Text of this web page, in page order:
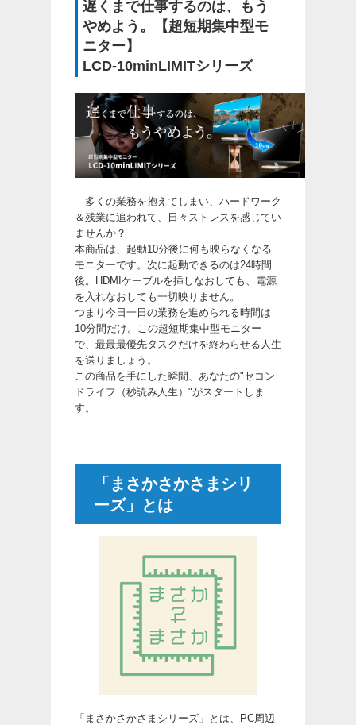
遅くまで仕事するのは、もう
やめよう。【超短期集中型モ
ニター】
LCD-10minLIMITシリーズ
多くの業務を抱えてしまい、ハードワーク
＆残業に追われて、日々ストレスを感じてい
ませんか？
本商品は、起動10分後に何も映らなくなる
モニターです。次に起動できるのは24時間
後。HDMIケーブルを挿しなおしても、電源
を入れなおしても一切映りません。
つまり今日一日の業務を進められる時間は
10分間だけ。この超短期集中型モニター
で、最最最優先タスクだけを終わらせる人生
を送りましょう。
この商品を手にした瞬間、あなたの"セコン
ドライフ（秒読み人生）"がスタートしま
す。
「まさかさかさまシリ
ーズ」とは
「まさかさかさまシリーズ」とは、PC周辺